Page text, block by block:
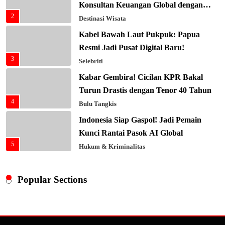
Sentuhan AI
Destinasi Wisata
Kabel Bawah Laut Pukpuk: Papua
Resmi Jadi Pusat Digital Baru!
Selebriti
Kabar Gembira! Cicilan KPR Bakal
Turun Drastis dengan Tenor 40 Tahun
Bulu Tangkis
Indonesia Siap Gaspol! Jadi Pemain
Kunci Rantai Pasok AI Global
Hukum & Kriminalitas
Ekonomi Indonesia Meroket! Kalahkan
7
Belajar
Berita Nasional
2
Konsultan Keuangan Global dengan
Sentuhan AI
Destinasi Wisata
3
Kabel Bawah Laut Pukpuk: Papua
Resmi Jadi Pusat Digital Baru!
Selebriti
4
Kabar Gembira! Cicilan KPR Bakal
Turun Drastis dengan Tenor 40 Tahun
Bulu Tangkis
5
Indonesia Siap Gaspol! Jadi Pemain
Kunci Rantai Pasok AI Global
Hukum & Kriminalitas
di Gaza, 600 Anak Palestina Kembali
Popular Sections